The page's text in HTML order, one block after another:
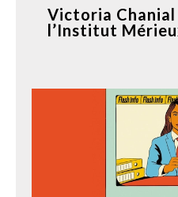
Victoria Chanial
l’Institut